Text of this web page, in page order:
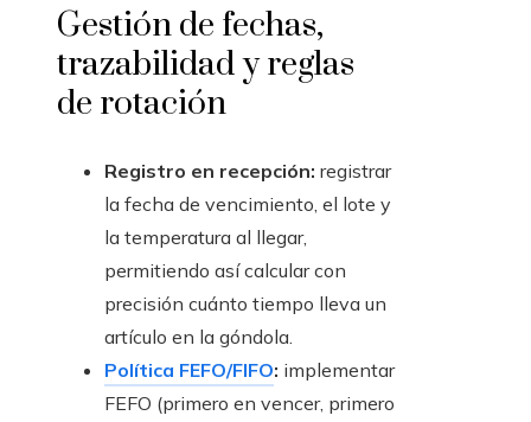
Gestión de fechas,
trazabilidad y reglas
de rotación
Registro en recepción: registrar
la fecha de vencimiento, el lote y
la temperatura al llegar,
permitiendo así calcular con
precisión cuánto tiempo lleva un
artículo en la góndola.
Política FEFO/FIFO: implementar
FEFO (primero en vencer, primero